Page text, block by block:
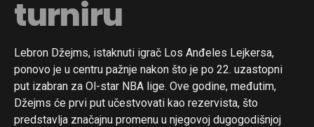
turniru
Lebron Džejms, istaknuti igrač Los Anđeles Lejkersa,
ponovo je u centru pažnje nakon što je po 22. uzastopni
put izabran za Ol-star NBA lige. Ove godine, međutim,
Džejms će prvi put učestvovati kao rezervista, što
predstavlja značajnu promenu u njegovoj dugogodišnjoj